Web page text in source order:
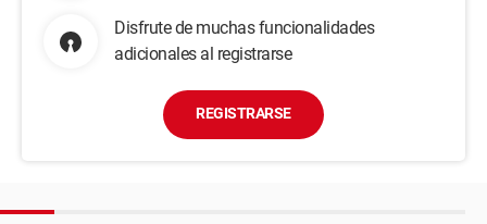
Disfrute de muchas funcionalidades
adicionales al registrarse
REGISTRARSE